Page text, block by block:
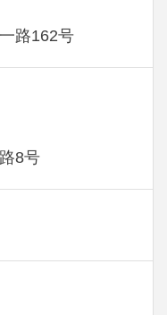
路162号
8号